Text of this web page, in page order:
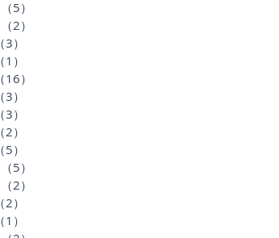
（5）
（2）
（3）
（1）
（16）
（3）
（3）
（2）
（5）
（5）
（2）
（2）
（1）